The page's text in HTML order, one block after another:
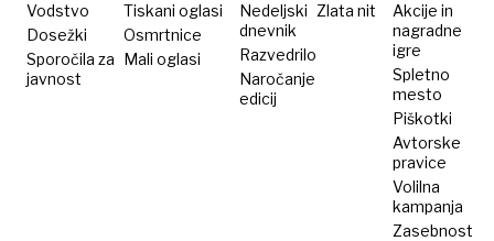
Vodstvo
Dosežki
Sporočila za
javnost
Tiskani oglasi
Osmrtnice
Mali oglasi
Nedeljski
dnevnik
Razvedrilo
Naročanje
edicij
Zlata nit
Akcije in
nagradne
igre
Spletno
mesto
Piškotki
Avtorske
pravice
Volilna
kampanja
Zasebnost